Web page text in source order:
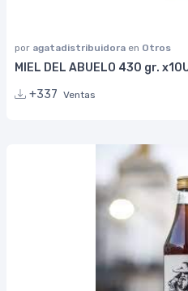
por agatadistribuidora en Otros
MIEL DEL ABUELO 430 gr.
+337 Ventas